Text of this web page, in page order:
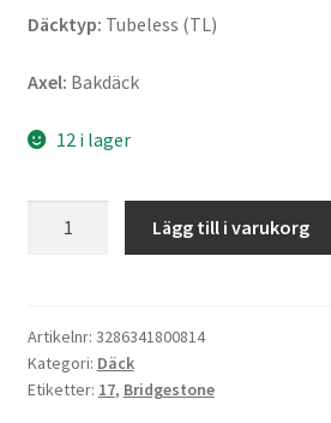
Däcktyp: Tubeless (TL)
Axel: Bakdäck
12 i lager
180/55
ZR
17
Lägg till i varukorg
Artikelnr: 3286341800814
Kategori: Däck
Etiketter: 17, Bridgestone